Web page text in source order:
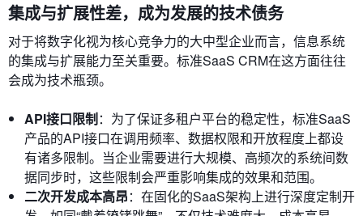
集成与扩展性差，成为发展的技术债务
对于将数字化视为核心竞争力的大中型企业而言，信息系统
的集成与扩展能力至关重要。标准SaaS CRM在这方面往往
会成为技术瓶颈。
API接口限制：为了保证多租户平台的稳定性，标准SaaS
产品的API接口在调用频率、数据权限和开放程度上都设
有诸多限制。当企业需要进行大规模、高频次的系统间数
据同步时，这些限制会严重影响集成的效果和范围。
二次开发成本高昂：在固化的SaaS架构上进行深度定制开